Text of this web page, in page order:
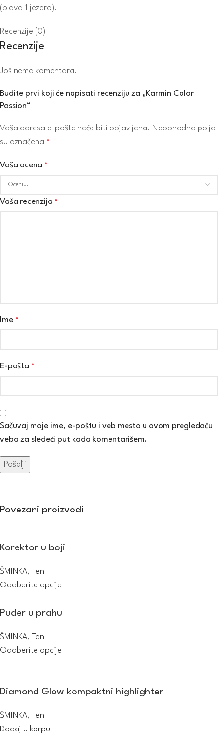
(plava 1 jezero).
Recenzije (0)
Recenzije
Još nema komentara.
Budite prvi koji će napisati recenziju za „Karmin Color
Passion“
Vaša adresa e-pošte neće biti objavljena. Neophodna polja
su označena *
Vaša ocena *
Vaša recenzija *
Ime *
E-pošta *
Sačuvaj moje ime, e-poštu i veb mesto u ovom pregledaču
veba za sledeći put kada komentarišem.
Povezani proizvodi
Korektor u boji
ŠMINKA,
Ten
Odaberite opcije
Puder u prahu
ŠMINKA,
Ten
Odaberite opcije
Diamond Glow kompaktni highlighter
ŠMINKA,
Ten
Dodaj u korpu